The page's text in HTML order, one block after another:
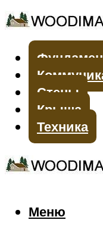
Стены
Крыша
Техника
Меню
Меню